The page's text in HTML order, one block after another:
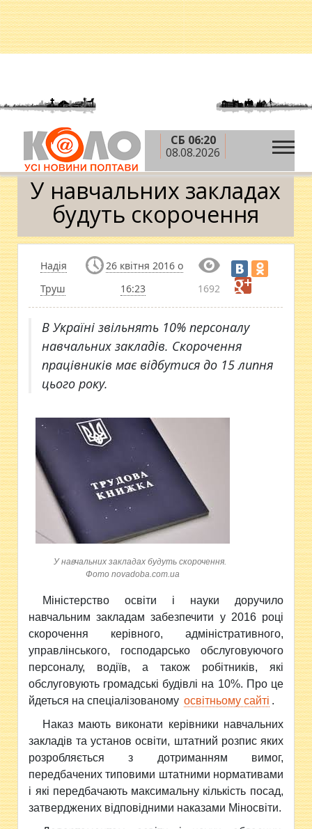
СБ 06:20
08.08.2026
Головна » Новини » Освіта »У навчальних
закладах будуть скорочення
У навчальних закладах
будуть скорочення
Надія
Труш
26 квітня 2016 о
16:23
1692
В Україні звільнять 10% персоналу
навчальних закладів. Скорочення
працівників має відбутися до 15 липня
цього року.
У навчальних закладах будуть скорочення.
Фото novadoba.com.ua
Міністерство освіти і науки доручило
навчальним закладам забезпечити у 2016 році
скорочення керівного, адміністративного,
управлінського, господарсько обслуговуючого
персоналу, водіїв, а також робітників, які
обслуговують громадські будівлі на 10%. Про це
йдеться на спеціалізованому освітньому сайті .
Наказ мають виконати керівники навчальних
закладів та установ освіти, штатний розпис яких
розробляється з дотриманням вимог,
передбачених типовими штатними нормативами
і які передбачають максимальну кількість посад,
затверджених відповідними наказами Міносвіти.